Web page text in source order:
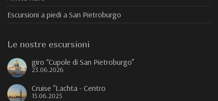
Escursioni a piedi a San Pietroburgo
Le nostre escursioni
giro “Cupole di San Pietroburgo”
23.06.2026
Cruise "Lachta - Centro
15.06.2025